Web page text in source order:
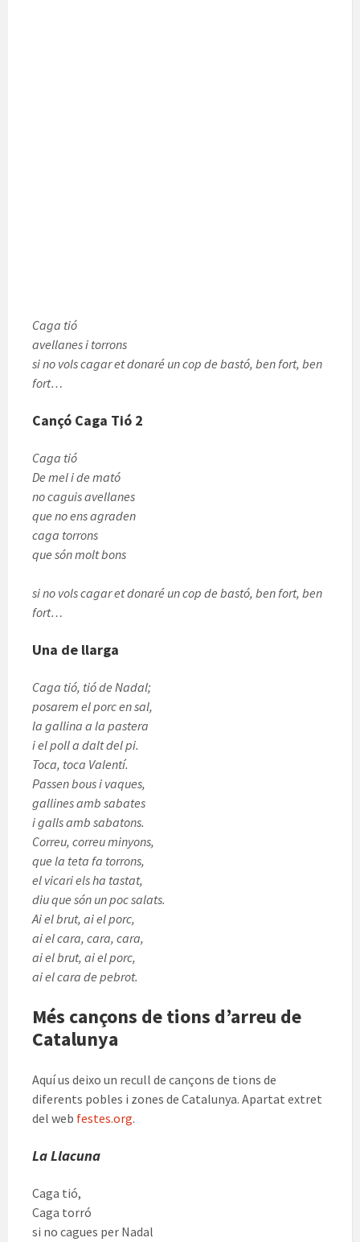
Caga tió
avellanes i torrons
si no vols cagar et donaré un cop de bastó, ben fort, ben
fort…
Cançó Caga Tió 2
Caga tió
De mel i de mató
no caguis avellanes
que no ens agraden
caga torrons
que són molt bons
si no vols cagar et donaré un cop de bastó, ben fort, ben
fort…
Una de llarga
Caga tió, tió de Nadal;
posarem el porc en sal,
la gallina a la pastera
i el poll a dalt del pi.
Toca, toca Valentí.
Passen bous i vaques,
gallines amb sabates
i galls amb sabatons.
Correu, correu minyons,
que la teta fa torrons,
el vicari els ha tastat,
diu que són un poc salats.
Ai el brut, ai el porc,
ai el cara, cara, cara,
ai el brut, ai el porc,
ai el cara de pebrot.
Més cançons de tions d’arreu de
Catalunya
Aquí us deixo un recull de cançons de tions de
diferents pobles i zones de Catalunya. Apartat extret
del web festes.org.
La Llacuna
Caga tió,
Caga torró
si no cagues per Nadal